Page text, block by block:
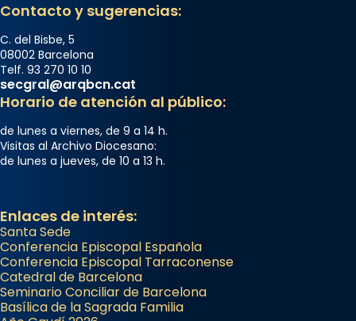
Contacto y sugerencias:
C. del Bisbe, 5
08002 Barcelona
Telf. 93 270 10 10
secgral@arqbcn.cat
Horario de atención al público:
de lunes a viernes, de 9 a 14 h.
Visitas al Archivo Diocesano:
de lunes a jueves, de 10 a 13 h.
Enlaces de interés:
Santa Sede
Conferencia Episcopal Española
Conferencia Episcopal Tarraconense
Catedral de Barcelona
Seminario Conciliar de Barcelona
Basílica de la Sagrada Familia